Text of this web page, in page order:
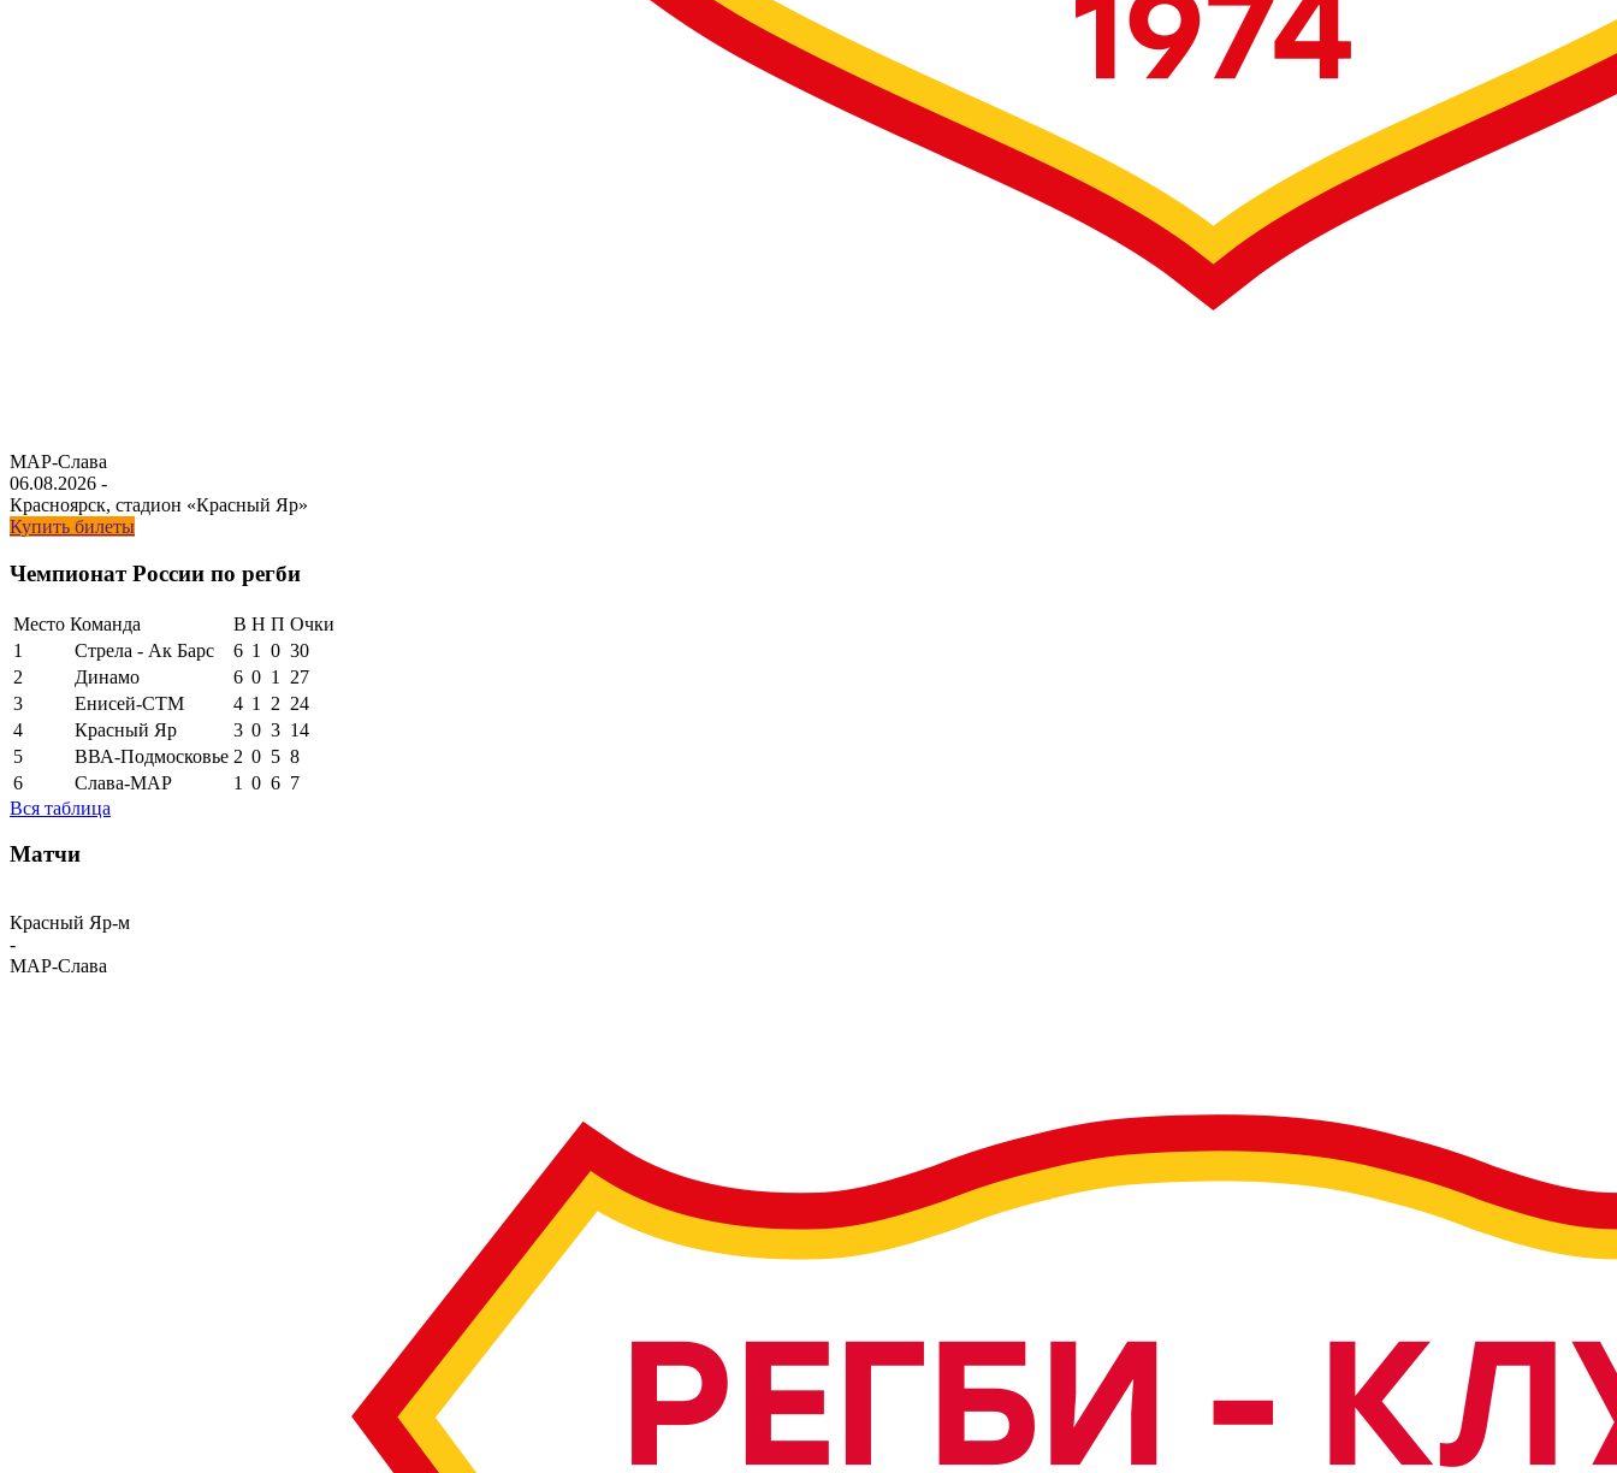
МАР-Слава
06.08.2026 -
Красноярск, стадион «Красный Яр»
Купить билеты
Чемпионат России по регби
Место Команда В Н П Очки
1
Стрела - Ак Барс 6 1 0 30
2
Динамо 6 0 1
27
3
Енисей-СТМ 4 1 2 24
4
Красный Яр 3 0 3 14
5
ВВА-Подмосковье 2 0 5 8
6
Слава-МАР 1 0 6 7
Вся таблица
Матчи
Красный Яр-м
-
МАР-Слава